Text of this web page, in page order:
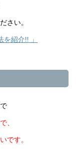
さい。
紹介!! 」
、
です。